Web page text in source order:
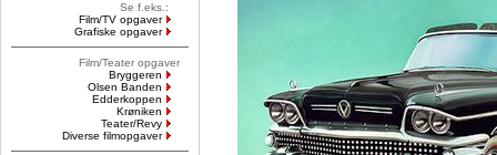
Se f.eks.:
Film/TV opgaver
Grafiske opgaver
Film/Teater opgaver
Bryggeren
Olsen Banden
Edderkoppen
Krøniken
Teater/Revy
Diverse filmopgaver